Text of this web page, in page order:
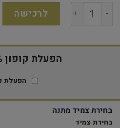
לרכישה
הפעלת קופון 15% הנחה
הפעלת
בחירת צמיד מתנה
בחירת צמיד